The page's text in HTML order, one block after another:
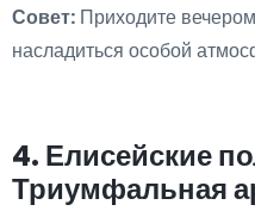
Совет: Приходите
насладиться особой
4. Елисейские
Триумфальная